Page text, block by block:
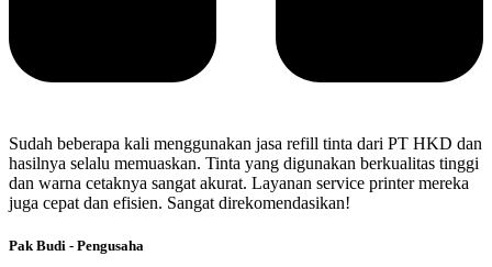
Sudah beberapa kali menggunakan jasa refill tinta dari PT HKD dan
hasilnya selalu memuaskan. Tinta yang digunakan berkualitas tinggi
dan warna cetaknya sangat akurat. Layanan service printer mereka
juga cepat dan efisien. Sangat direkomendasikan!
Pak Budi - Pengusaha